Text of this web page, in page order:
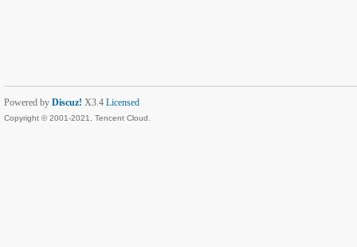
Powered by Discuz! X3.4 Licensed
Copyright © 2001-2021, Tencent Cloud.